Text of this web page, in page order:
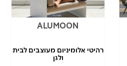
ALUMOON
רהיטי אלומיניום מעוצבים לבית
ולגן